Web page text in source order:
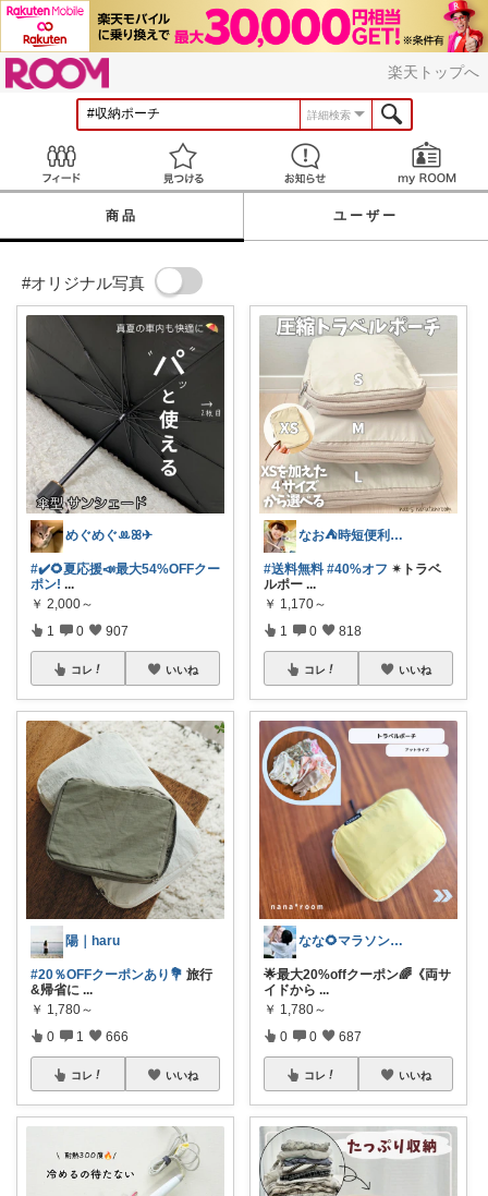
楽天トップへ
詳細検索
見つける お知らせ
商品 ユーザー
#オリジナル写真
めぐめぐꔛꕤ✈︎
#✔️🌻夏応援📣最大54%OFFクー
ポン! ...
￥ 2,000～
1 0 907
コレ いいね
陽｜haru
#20％OFFクーポンあり💐 旅行
&帰省に ...
￥ 1,780～
0 1 666
コレ いいね
なお⛺️時短便利グッズ好き♡オリ写多め♪
#送料無料 #40%オフ ✴︎トラベ
ルポー ...
￥ 1,170～
1 0 818
コレ いいね
なな🌻マラソンまとめコレ作成中✨️
🌟最大20%offクーポン🌈《両サ
イドから ...
￥ 1,780～
0 0 687
コレ いいね